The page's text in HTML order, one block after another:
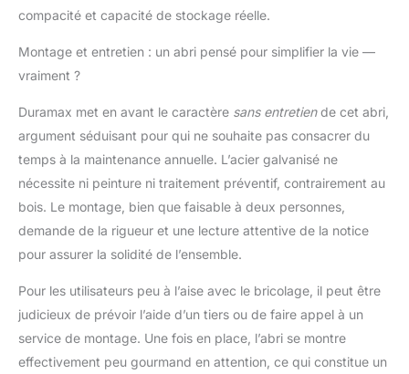
compacité et capacité de stockage réelle.
Montage et entretien : un abri pensé pour simplifier la vie —
vraiment ?
Duramax met en avant le caractère sans entretiende cet abri,
argument séduisant pour qui ne souhaite pas consacrer du
temps à la maintenance annuelle. L’acier galvanisé ne
nécessite ni peinture ni traitement préventif, contrairement au
bois. Le montage, bien que faisable à deux personnes,
demande de la rigueur et une lecture attentive de la notice
pour assurer la solidité de l’ensemble.
Pour les utilisateurs peu à l’aise avec le bricolage, il peut être
judicieux de prévoir l’aide d’un tiers ou de faire appel à un
service de montage. Une fois en place, l’abri se montre
effectivement peu gourmand en attention, ce qui constitue un